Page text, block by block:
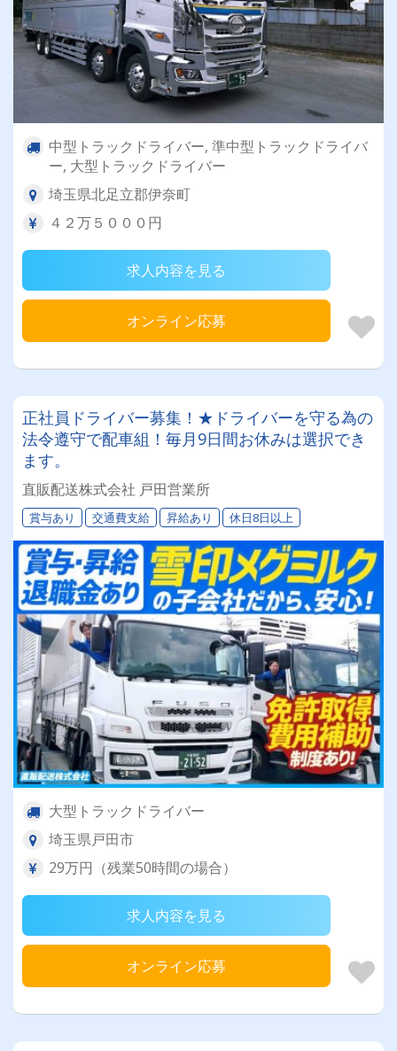
中型トラックドライバー, 準中型トラックドライバ
ー, 大型トラックドライバー
埼玉県北足立郡伊奈町
４２万５０００円
求人内容を見る
オンライン応募
正社員ドライバー募集！★ドライバーを守る為の
法令遵守で配車組！毎月9日間お休みは選択でき
ます。
直販配送株式会社 戸田営業所
賞与あり 交通費支給 昇給あり 休日8日以上
大型トラックドライバー
埼玉県戸田市
29万円（残業50時間の場合）
求人内容を見る
オンライン応募